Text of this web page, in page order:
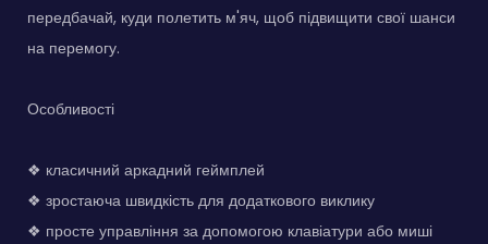
передбачай, куди полетить м'яч, щоб підвищити свої шанси
на перемогу.
Особливості
❖ класичний аркадний геймплей
❖ зростаюча швидкість для додаткового виклику
❖ просте управління за допомогою клавіатури або миші